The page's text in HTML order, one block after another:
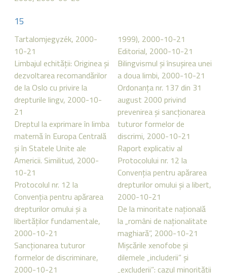
15
Tartalomjegyzék, 2000-
10-21
Limbajul echităţii: Originea şi
dezvoltarea recomandărilor
de la Oslo cu privire la
drepturile lingv, 2000-10-
21
Dreptul la exprimare în limba
maternă în Europa Centrală
şi în Statele Unite ale
Americii. Similitud, 2000-
10-21
Protocolul nr. 12 la
Convenţia pentru apărarea
drepturilor omului şi a
libertăţilor fundamentale,
2000-10-21
Sancţionarea tuturor
formelor de discriminare,
2000-10-21
1999), 2000-10-21
Editorial, 2000-10-21
Bilingvismul şi însuşirea unei
a doua limbi, 2000-10-21
Ordonanţa nr. 137 din 31
august 2000 privind
prevenirea şi sancţionarea
tuturor formelor de
discrimi, 2000-10-21
Raport explicativ al
Protocolului nr. 12 la
Convenţia pentru apărarea
drepturilor omului şi a libert,
2000-10-21
De la minoritate naţională
la „români de naţionalitate
maghiară”, 2000-10-21
Mişcările xenofobe şi
dilemele „includerii” şi
„excluderii”: cazul minorităţii